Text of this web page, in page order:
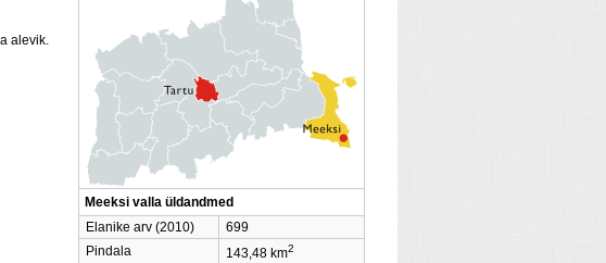
Meeksi valla üldandmed
Elanike arv (2010)
699
Pindala
143,48 km2
alevik.